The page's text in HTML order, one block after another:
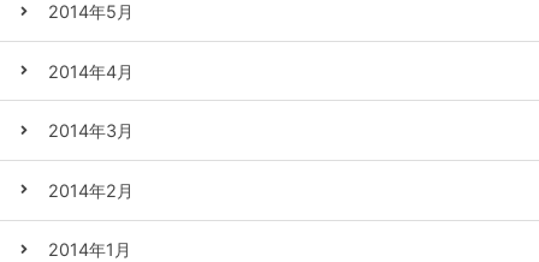
2014年5月
2014年4月
2014年3月
2014年2月
2014年1月